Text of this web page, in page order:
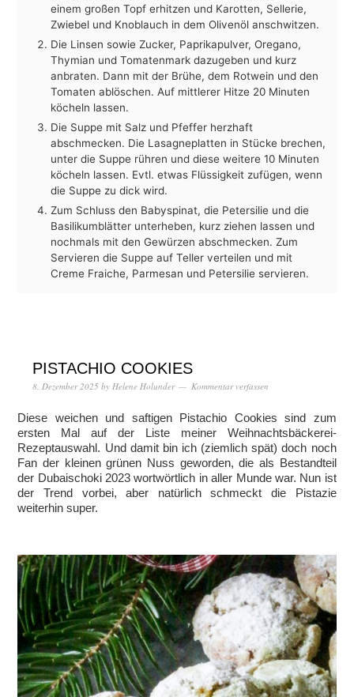
einem großen Topf erhitzen und Karotten, Sellerie,
Zwiebel und Knoblauch in dem Olivenöl anschwitzen.
Die Linsen sowie Zucker, Paprikapulver, Oregano,
Thymian und Tomatenmark dazugeben und kurz
anbraten. Dann mit der Brühe, dem Rotwein und den
Tomaten ablöschen. Auf mittlerer Hitze 20 Minuten
köcheln lassen.
Die Suppe mit Salz und Pfeffer herzhaft
abschmecken. Die Lasagneplatten in Stücke brechen,
unter die Suppe rühren und diese weitere 10 Minuten
köcheln lassen. Evtl. etwas Flüssigkeit zufügen, wenn
die Suppe zu dick wird.
Zum Schluss den Babyspinat, die Petersilie und die
Basilikumblätter unterheben, kurz ziehen lassen und
nochmals mit den Gewürzen abschmecken. Zum
Servieren die Suppe auf Teller verteilen und mit
Creme Fraiche, Parmesan und Petersilie servieren.
PISTACHIO COOKIES
8. Dezember 2025 by Helene Holunder Kommentar verfassen
Diese weichen und saftigen Pistachio Cookies sind zum
ersten Mal auf der Liste meiner Weihnachtsbäckerei-
Rezeptauswahl. Und damit bin ich (ziemlich spät) doch noch
Fan der kleinen grünen Nuss geworden, die als Bestandteil
der Dubaischoki 2023 wortwörtlich in aller Munde war. Nun ist
der Trend vorbei, aber natürlich schmeckt die Pistazie
weiterhin super.